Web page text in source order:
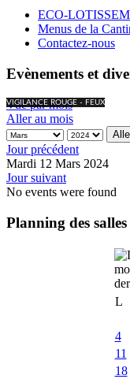
ECO-
Menus de la
Contactez-nous
Evènements et
VIGILANCE ROUGE - FEUX
Vue par mois
Aller au mois
Jour précédent
Mardi 12 Mars 2024
Jour suivant
No events were found
Planning des salles
L
4
11
18